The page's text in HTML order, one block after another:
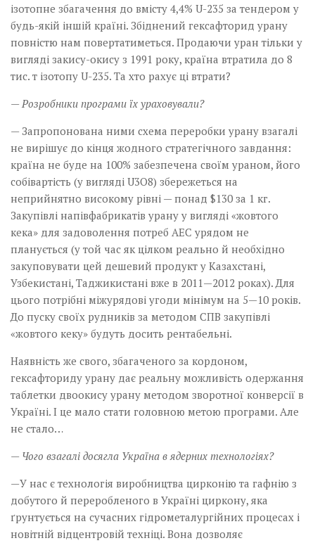
ізотопне збагачення до вмісту 4,4% U-235 за тендером у
будь-якій іншій країні. Збіднений гексафторид урану
повністю нам повертатиметься. Продаючи уран тільки у
вигляді закису-окису з 1991 року, країна втратила до 8
тис. т ізотопу U-235. Та хто рахує ці втрати?
— Розробники програми їх ураховували?
— Запропонована ними схема переробки урану взагалі
не вирішує до кінця жодного стратегічного завдання:
країна не буде на 100% забезпечена своїм ураном, його
собівартість (у вигляді U3O8) збережеться на
неприйнятно високому рівні — понад $130 за 1 кг.
Закупівлі напівфабрикатів урану у вигляді «жовтого
кека» для задоволення потреб АЕС урядом не
планується (у той час як цілком реально й необхідно
закуповувати цей дешевий продукт у Казахстані,
Узбекистані, Таджикистані вже в 2011—2012 роках). Для
цього потрібні міжурядові угоди мінімум на 5—10 років.
До пуску своїх рудників за методом СПВ закупівлі
«жовтого кеку» будуть досить рентабельні.
Наявність же свого, збагаченого за кордоном,
гексафториду урану дає реальну можливість одержання
таблетки двоокису урану методом зворотної конверсії в
Україні. І це мало стати головною метою програми. Але
не стало…
— Чого взагалі досягла Україна в ядерних технологіях?
—У нас є технологія виробництва цирконію та гафнію з
добутого й переробленого в Україні циркону, яка
ґрунтується на сучасних гідрометалургійних процесах і
новітній відцентровій техніці. Вона дозволяє